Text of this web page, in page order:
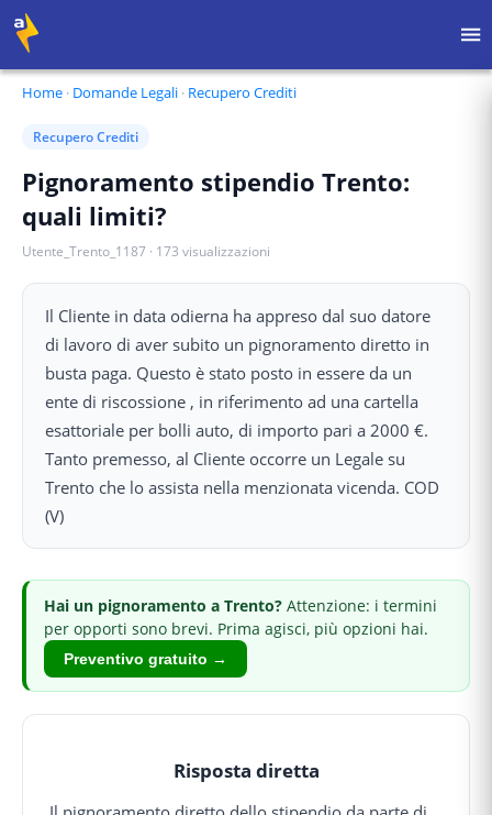
Home · Domande Legali · Recupero Crediti
Recupero Crediti
Pignoramento stipendio Trento:
quali limiti?
Utente_Trento_1187 · 173 visualizzazioni
Il Cliente in data odierna ha appreso dal suo datore
di lavoro di aver subito un pignoramento diretto in
busta paga. Questo è stato posto in essere da un
ente di riscossione , in riferimento ad una cartella
esattoriale per bolli auto, di importo pari a 2000 €.
Tanto premesso, al Cliente occorre un Legale su
Trento che lo assista nella menzionata vicenda. COD
(V)
Hai un pignoramento a Trento? Attenzione: i termini
per opporti sono brevi. Prima agisci, più opzioni hai.
Preventivo gratuito →
Risposta diretta